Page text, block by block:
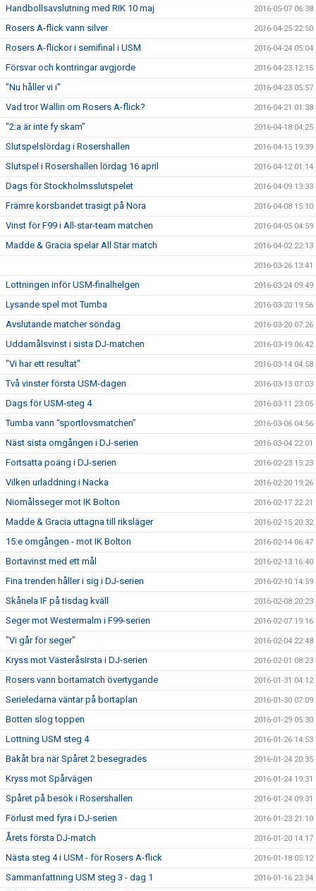
Handbollsavslutning med RIK 10 maj 2016-05-07 06:38
Rosers A-flick vann silver 2016-04-25 22:50
Rosers A-flickor i semifinal i USM 2016-04-24 05:04
Försvar och kontringar avgjorde 2016-04-23 12:15
"Nu håller vi i" 2016-04-23 05:57
Vad tror Wallin om Rosers A-flick? 2016-04-21 01:38
"2:a är inte fy skam" 2016-04-18 04:25
Slutspelslördag i Rosershallen 2016-04-15 19:39
Slutspel i Rosershallen lördag 16 april 2016-04-12 01:14
Dags för Stockholmsslutspelet 2016-04-09 13:33
Främre korsbandet trasigt på Nora 2016-04-08 15:10
Vinst för F99 i All-star-team matchen 2016-04-05 04:59
Madde & Gracia spelar All Star match 2016-04-02 22:13
2016-03-26 13:41
Lottningen inför USM-finalhelgen 2016-03-24 09:49
Lysande spel mot Tumba 2016-03-20 19:56
Avslutande matcher söndag 2016-03-20 07:26
Uddamålsvinst i sista DJ-matchen 2016-03-19 06:42
"Vi har ett resultat" 2016-03-14 04:58
Två vinster första USM-dagen 2016-03-13 07:03
Dags för USM-steg 4 2016-03-11 23:05
Tumba vann “sportlovsmatchen” 2016-03-06 04:56
Näst sista omgången i DJ-serien 2016-03-04 22:01
Fortsatta poäng i DJ-serien 2016-02-23 15:23
Vilken urladdning i Nacka 2016-02-20 19:26
Niomålsseger mot IK Bolton 2016-02-17 22:21
Madde & Gracia uttagna till riksläger 2016-02-15 20:32
15:e omgången - mot IK Bolton 2016-02-14 06:47
Bortavinst med ett mål 2016-02-13 16:40
Fina trenden håller i sig i DJ-serien 2016-02-10 14:59
Skånela IF på tisdag kväll 2016-02-08 20:23
Seger mot Westermalm i F99-serien 2016-02-07 19:16
"Vi går för seger" 2016-02-04 22:48
Kryss mot VästeråsIrsta i DJ-serien 2016-02-01 08:23
Rosers vann bortamatch övertygande 2016-01-31 04:12
Serieledarna väntar på bortaplan 2016-01-30 07:09
Botten slog toppen 2016-01-29 05:30
Lottning USM steg 4 2016-01-26 14:53
Bakåt bra när Spåret 2 besegrades 2016-01-24 20:35
Kryss mot Spårvägen 2016-01-24 19:31
Spåret på besök i Rosershallen 2016-01-24 09:31
Förlust med fyra i DJ-serien 2016-01-23 21:10
Årets första DJ-match 2016-01-20 14:17
Nästa steg 4 i USM - för Rosers A-flick 2016-01-18 05:12
Sammanfattning USM steg 3 - dag 1 2016-01-16 23:34